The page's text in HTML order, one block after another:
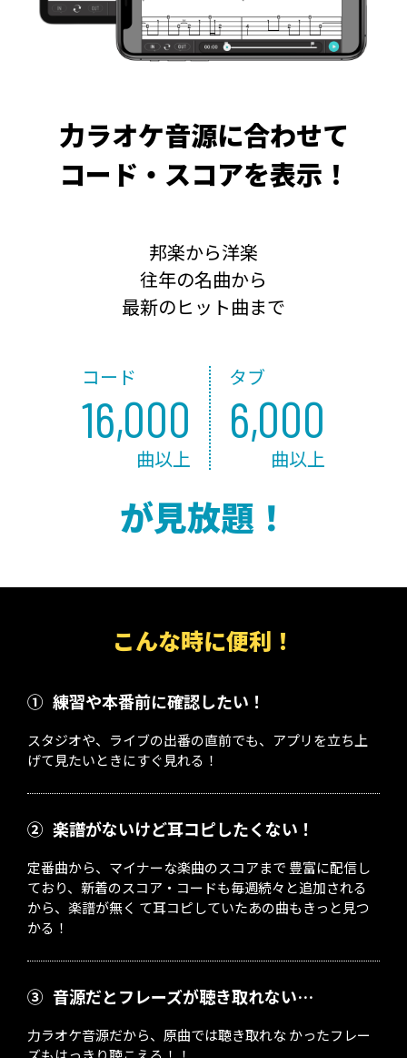
力ラオケ音源に合わせて
コード・スコアを表示！
邦楽から洋楽
往年の名曲から
最新のヒット曲まで
コード
16,000
曲以上
タブ
6,000
曲以上
が見放題！
こんな時に便利！
① 練習や本番前に確認したい！
スタジオや、ライブの出番の直前でも、アプリを立ち上
げて見たいときにすぐ見れる！
② 楽譜がないけど耳コピしたくない！
定番曲から、マイナーな楽曲のスコアまで 豊富に配信し
ており、新着のスコア・コードも毎週続々と追加される
から、楽譜が無く て耳コピしていたあの曲もきっと見つ
かる！
③ 音源だとフレーズが聴き取れない…
力ラオケ音源だから、原曲では聴き取れな かったフレー